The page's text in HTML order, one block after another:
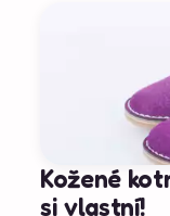
Kožené
si vlastní!